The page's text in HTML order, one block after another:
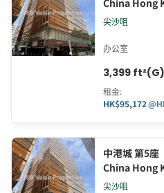
China Hong
尖沙咀
办公室
3,399 ft²(G)
租金:
HK$95,172@
中港城 第5座
China Hong
尖沙咀